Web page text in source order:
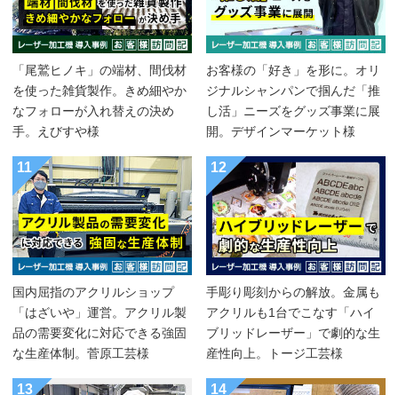
「尾鷲ヒノキ」の端材、間伐材
を使った雑貨製作。きめ細やか
なフォローが入れ替えの決め
手。えびすや様
お客様の「好き」を形に。オリ
ジナルシャンパンで掴んだ「推
し活」ニーズをグッズ事業に展
開。デザインマーケット様
11
国内屈指のアクリルショップ
「はざいや」運営。アクリル製
品の需要変化に対応できる強固
な生産体制。菅原工芸様
12
手彫り彫刻からの解放。金属も
アクリルも1台でこなす「ハイ
ブリッドレーザー」で劇的な生
産性向上。トージ工芸様
13 14